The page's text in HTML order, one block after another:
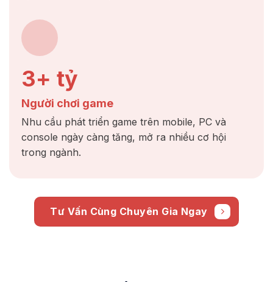
3+ tỷ
Người chơi game
Nhu cầu phát triển game trên mobile, PC và
console ngày càng tăng, mở ra nhiều cơ hội
trong ngành.
Tư Vấn Cùng Chuyên Gia Ngay